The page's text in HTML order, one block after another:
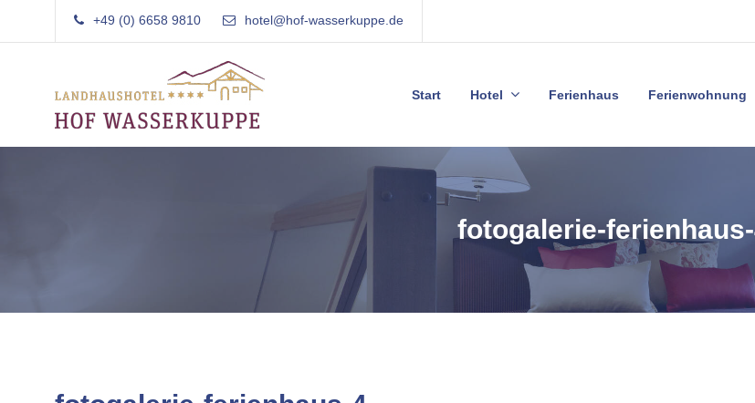
+49 (0) 6658 9810 hotel@hof-wasserkuppe.de
Landhaushotel Garni
Hof Wasserkuppe
Rhön
Familiär
geführtes
Landhaushotel
Start Hotel Ferienhaus Ferienwohnung
fotogalerie-